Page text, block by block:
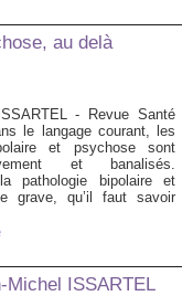
au delà
- Revue Santé
le langage courant, les
et psychose sont
et banalisés.
pathologie bipolaire et
grave, qu’il faut savoir
Michel ISSARTEL